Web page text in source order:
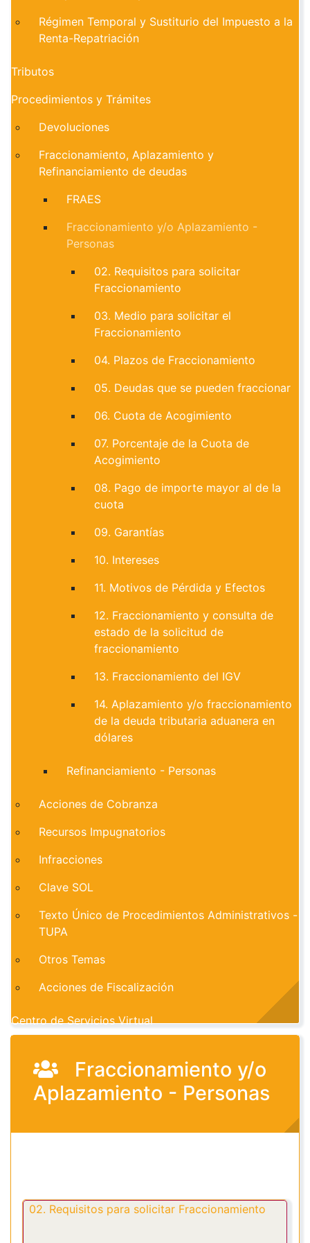
Fraccionamiento y/o
Aplazamiento - Personas
02. Requisitos para solicitar Fraccionamiento
Régimen Temporal y Sustiturio del Impuesto a la
Renta-Repatriación
Tributos
Procedimientos y Trámites
Devoluciones
Fraccionamiento, Aplazamiento y
Refinanciamiento de deudas
FRAES
Fraccionamiento y/o Aplazamiento -
Personas
02. Requisitos para solicitar
Fraccionamiento
03. Medio para solicitar el
Fraccionamiento
04. Plazos de Fraccionamiento
05. Deudas que se pueden fraccionar
06. Cuota de Acogimiento
07. Porcentaje de la Cuota de
Acogimiento
08. Pago de importe mayor al de la
cuota
09. Garantías
10. Intereses
11. Motivos de Pérdida y Efectos
12. Fraccionamiento y consulta de
estado de la solicitud de
fraccionamiento
13. Fraccionamiento del IGV
14. Aplazamiento y/o fraccionamiento
de la deuda tributaria aduanera en
dólares
Refinanciamiento - Personas
Acciones de Cobranza
Recursos Impugnatorios
Infracciones
Clave SOL
Texto Único de Procedimientos Administrativos -
TUPA
Otros Temas
Acciones de Fiscalización
Centro de Servicios Virtual